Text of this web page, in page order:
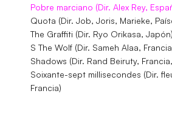
Pobre marciano (Dir. Alex Rey,
Quota (Dir. Job, Joris, Marieke,
The Graffiti (Dir. Ryo Orikasa, Japón)
S The Wolf (Dir. Sameh Alaa,
Shadows (Dir. Rand Beiruty,
Soixante-sept millisecondes (Dir.
Francia)